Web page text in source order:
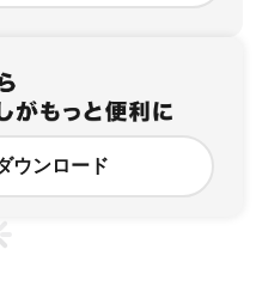
ウンロード